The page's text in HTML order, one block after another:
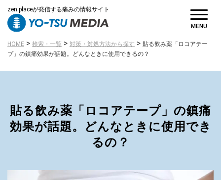
zen placeが発信する痛みの情報サイト
MENU
HOME > 検索・一覧 > 対策・対処方法から探す > 貼る飲み薬「ロコアテー
プ」の鎮痛効果が話題。どんなときに使用できるの？
貼る飲み薬「ロコアテープ」の鎮痛
効果が話題。どんなときに使用でき
るの？